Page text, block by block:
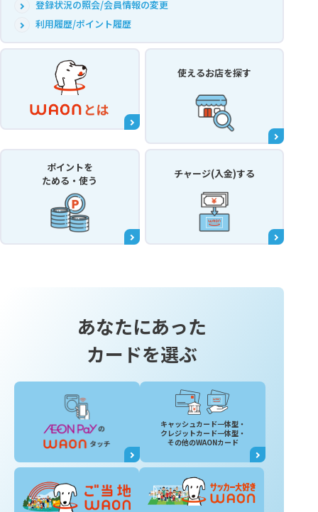
登録状況の照会/会員情報の変更
利用履歴/ポイント履歴
使えるお店を探す
ポイントを
ためる・使う
チャージ(入金)する
あなたにあった
カードを選ぶ
キャッシュカード一体型・
クレジットカード一体型・
その他のWAONカード